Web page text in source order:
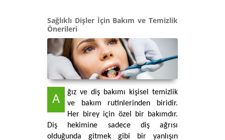
Sağlıklı Dişler İçin Bakım ve Temizlik
Önerileri
A
ğız ve diş bakımı kişisel temizlik
ve bakım rutinlerinden biridir.
Her birey için özel bir bakımdır.
Diş hekimine sadece diş ağrısı
olduğunda gitmek gibi bir yanlışın